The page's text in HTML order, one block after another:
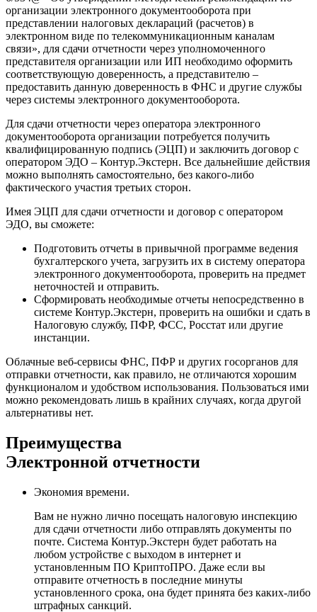
организации электронного документооборота при
представлении налоговых деклараций (расчетов) в
электронном виде по телекоммуникационным каналам
связи», для сдачи отчетности через уполномоченного
представителя организации или ИП необходимо оформить
соответствующую доверенность, а представителю –
предоставить данную доверенность в ФНС и другие службы
через системы электронного документооборота.
Для сдачи отчетности через оператора электронного
документооборота организации потребуется получить
квалифицированную подпись (ЭЦП) и заключить договор с
оператором ЭДО – Контур.Экстерн. Все дальнейшие действия
можно выполнять самостоятельно, без какого-либо
фактического участия третьих сторон.
Имея ЭЦП для сдачи отчетности и договор с оператором
ЭДО, вы сможете:
Подготовить отчеты в привычной программе ведения
бухгалтерского учета, загрузить их в систему оператора
электронного документооборота, проверить на предмет
неточностей и отправить.
Сформировать необходимые отчеты непосредственно в
системе Контур.Экстерн, проверить на ошибки и сдать в
Налоговую службу, ПФР, ФСС, Росстат или другие
инстанции.
Облачные веб-сервисы ФНС, ПФР и других госорганов для
отправки отчетности, как правило, не отличаются хорошим
функционалом и удобством использования. Пользоваться ими
можно рекомендовать лишь в крайних случаях, когда другой
альтернативы нет.
Преимущества
Электронной отчетности
Экономия времени.
Вам не нужно лично посещать налоговую инспекцию
для сдачи отчетности либо отправлять документы по
почте. Система Контур.Экстерн будет работать на
любом устройстве с выходом в интернет и
установленным ПО КриптоПРО. Даже если вы
отправите отчетность в последние минуты
установленного срока, она будет принята без каких-либо
штрафных санкций.